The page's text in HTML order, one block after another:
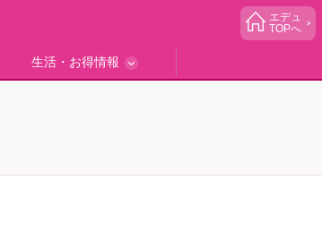
エデュ
TOPへ
生活・お得情報